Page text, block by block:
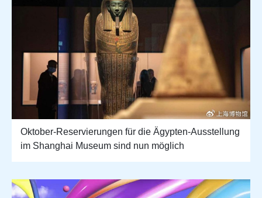
Oktober-Reservierungen für die Ägypten-Ausstellung
im Shanghai Museum sind nun möglich